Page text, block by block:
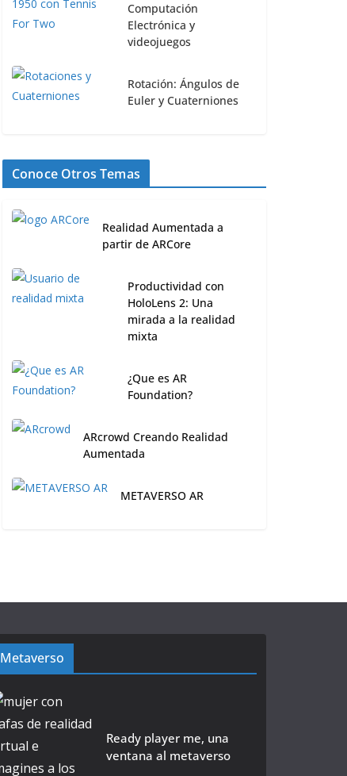
Las características de una página
web para el 2022
20 febrero, 2022
Computación
Electrónica y
videojuegos
Rotación: Ángulos de
Euler y Cuaterniones
Conoce Otros Temas
Realidad Aumentada a
partir de ARCore
Productividad con
HoloLens 2: Una
mirada a la realidad
mixta
¿Que es AR
Foundation?
ARcrowd Creando Realidad
Aumentada
METAVERSO AR
Metaverso
Ready player me, una
ventana al metaverso